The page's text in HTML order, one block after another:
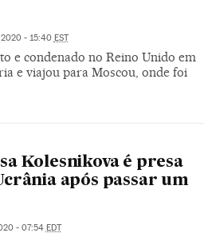
2020 - 15:40 EST
e condenado no Reino Unido em
e viajou para Moscou, onde foi
Kolesnikova é presa
após passar um
- 07:54 EDT